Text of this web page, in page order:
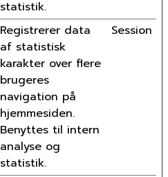
statistik.
Registrerer data
af statistisk
karakter over flere
brugeres
navigation på
hjemmesiden.
Benyttes til intern
analyse og
statistik.
Session